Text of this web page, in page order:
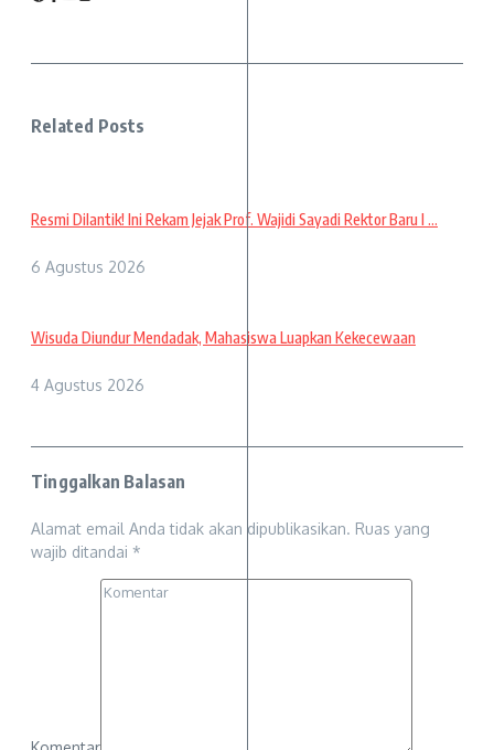
Related Posts
Resmi Dilantik! Ini Rekam Jejak Prof. Wajidi Sayadi Rektor Baru I ...
6 Agustus 2026
Wisuda Diundur Mendadak, Mahasiswa Luapkan Kekecewaan
4 Agustus 2026
Tinggalkan Balasan
Alamat email Anda tidak akan dipublikasikan. Ruas yang
wajib ditandai *